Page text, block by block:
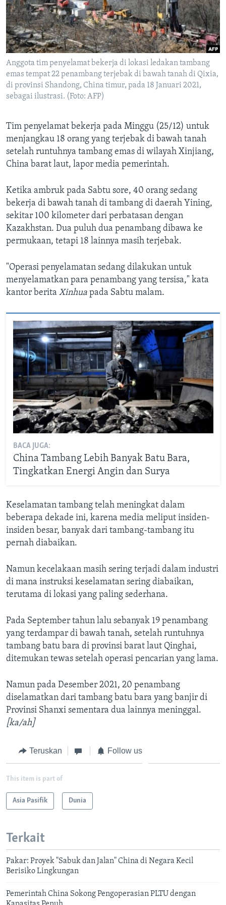
Anggota tim penyelamat bekerja di lokasi ledakan tambang
emas tempat 22 penambang terjebak di bawah tanah di Qixia,
di provinsi Shandong, China timur, pada 18 Januari 2021,
sebagai ilustrasi. (Foto: AFP)
Tim penyelamat bekerja pada Minggu (25/12) untuk
menjangkau 18 orang yang terjebak di bawah tanah
setelah runtuhnya tambang emas di wilayah Xinjiang,
China barat laut, lapor media pemerintah.
Ketika ambruk pada Sabtu sore, 40 orang sedang
bekerja di bawah tanah di tambang di daerah Yining,
sekitar 100 kilometer dari perbatasan dengan
Kazakhstan. Dua puluh dua penambang dibawa ke
permukaan, tetapi 18 lainnya masih terjebak.
"Operasi penyelamatan sedang dilakukan untuk
menyelamatkan para penambang yang tersisa," kata
kantor berita Xinhua pada Sabtu malam.
BACA JUGA:
China Tambang Lebih Banyak Batu Bara,
Tingkatkan Energi Angin dan Surya
Keselamatan tambang telah meningkat dalam
beberapa dekade ini, karena media meliput insiden-
insiden besar, banyak dari tambang-tambang itu
pernah diabaikan.
Namun kecelakaan masih sering terjadi dalam industri
di mana instruksi keselamatan sering diabaikan,
terutama di lokasi yang paling sederhana.
Pada September tahun lalu sebanyak 19 penambang
yang terdampar di bawah tanah, setelah runtuhnya
tambang batu bara di provinsi barat laut Qinghai,
ditemukan tewas setelah operasi pencarian yang lama.
Namun pada Desember 2021, 20 penambang
diselamatkan dari tambang batu bara yang banjir di
Provinsi Shanxi sementara dua lainnya meninggal.
[ka/ah]
Teruskan Follow us
This item is part of
Asia Pasifik Dunia
Terkait
Pakar: Proyek "Sabuk dan Jalan" China di Negara Kecil
Berisiko Lingkungan
Pemerintah China Sokong Pengoperasian PLTU dengan